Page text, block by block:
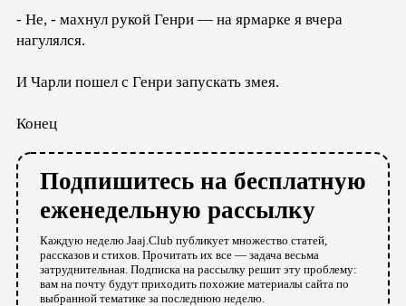
- Не, - махнул рукой Генри — на ярмарке я вчера
нагулялся.
И Чарли пошел с Генри запускать змея.
Конец
Подпишитесь на бесплатную
еженедельную рассылку
Каждую неделю Jaaj.Club публикует множество статей,
рассказов и стихов. Прочитать их все — задача весьма
затруднительная. Подписка на рассылку решит эту проблему:
вам на почту будут приходить похожие материалы сайта по
выбранной тематике за последнюю неделю.